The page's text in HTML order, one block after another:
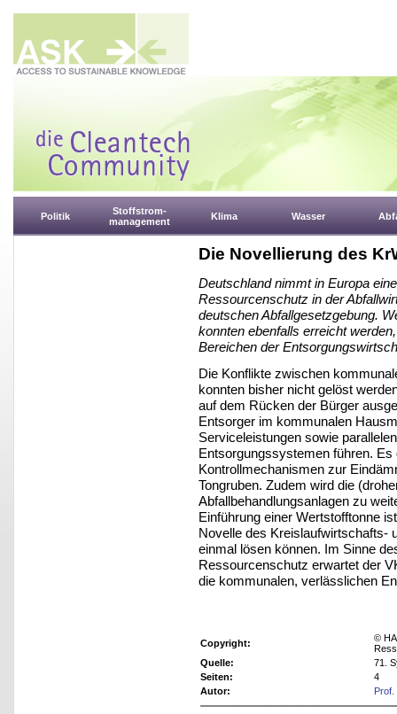
Politik
Stoffstrom-
management
Klima Wasser
Die Novellierung des
Deutschland nimmt in Europa
Ressourcenschutz in der
deutschen Abfallgesetzgebung.
konnten ebenfalls erreicht
Bereichen der
Die Konflikte zwischen
konnten bisher nicht gelöst
auf dem Rücken der Bürger
Entsorger im kommunalen
Serviceleistungen sowie
Entsorgungssystemen führen.
Kontrollmechanismen zur
Tongruben. Zudem wird die
Abfallbehandlungsanlagen zu
Einführung einer Wertstofftonne
Novelle des Kreislaufwirtschafts-
einmal lösen können. Im Sinne
Ressourcenschutz erwartet der
die kommunalen, verlässlichen
Copyright:
©
Quelle:
71.
Seiten:
4
Autor: